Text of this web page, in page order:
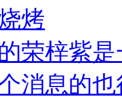
烤
荣梓紫
消息的